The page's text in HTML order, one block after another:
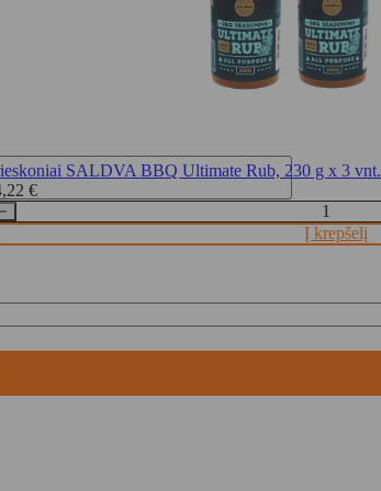
SALDVA BBQ Ultimate Rub, 230 g x 3 vnt.
€
Į krepšelį